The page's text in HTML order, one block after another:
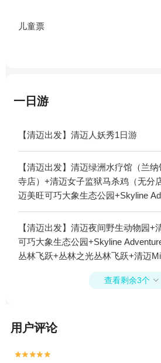
儿童票
一日游
【清迈出发】清迈人妖秀1日游
【清迈出发】清迈绿洲水疗馆（兰纳
寺店）+清迈女子监狱马杀鸡（无分
迈美旺可巧大象生态公园+Skyline
清迈丛林飞跃+丛林之光丛林飞跃+
Miracle Cabaret人妖秀+清迈骑大象
击馆1日游
【清迈出发】清迈夜间野生动物园+
可巧大象生态公园+Skyline
丛林飞跃+丛林之光丛林飞跃+清迈
Cabaret人妖秀+清迈骑大象+清迈蓝
+Jungle Flight丛林飞跃1日游
查看剩余3个 
用户评论

